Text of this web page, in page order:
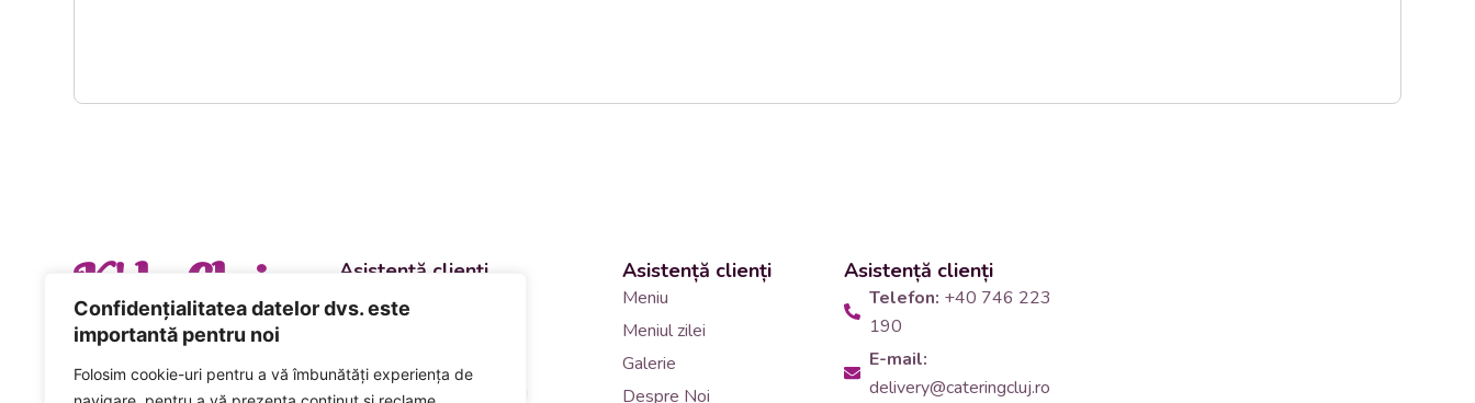
Confidențialitatea datelor dvs. este
importantă pentru noi
Folosim cookie-uri pentru a vă îmbunătăți experiența de
K' la Cluj Asistență clienți
Departament vânzări și
Comenzi și livrări catering
Asistență clienți
Meniu
Meniul zilei
Galerie
Despre Noi
Asistență clienți
Telefon: +40 746 223
190
E-mail:
delivery@cateringcluj.ro